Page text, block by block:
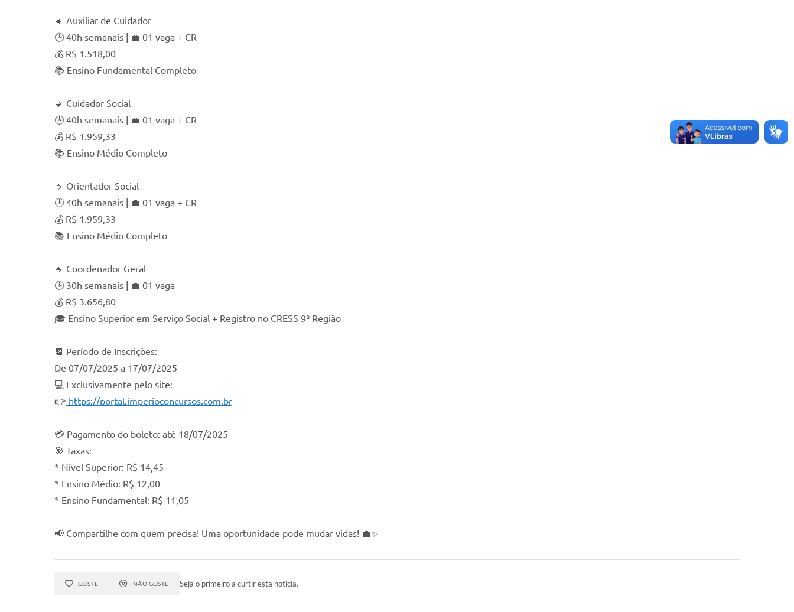
🔹 Auxiliar de Cuidador
🕒 40h semanais | 💼 01 vaga + CR
💰 R$ 1.518,00
📚 Ensino Fundamental Completo
🔹 Cuidador Social
🕒 40h semanais | 💼 01 vaga + CR
💰 R$ 1.959,33
📚 Ensino Médio Completo
🔹 Orientador Social
🕒 40h semanais | 💼 01 vaga + CR
💰 R$ 1.959,33
📚 Ensino Médio Completo
🔹 Coordenador Geral
🕒 30h semanais | 💼 01 vaga
💰 R$ 3.656,80
🎓 Ensino Superior em Serviço Social + Registro no CRESS 9ª Região
📆 Período de Inscrições:
De 07/07/2025 a 17/07/2025
💻 Exclusivamente pelo site:
👉 https://portal.imperioconcursos.com.br
💳 Pagamento do boleto: até 18/07/2025
🎯 Taxas:
* Nível Superior: R$ 14,45
* Ensino Médio: R$ 12,00
* Ensino Fundamental: R$ 11,05
📢 Compartilhe com quem precisa! Uma oportunidade pode mudar vidas! 💼✨
GOSTEI NÃO GOSTEI Seja o primeiro a curtir esta notícia.